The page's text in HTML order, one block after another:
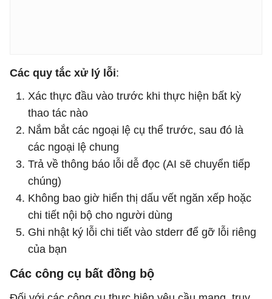
Các quy tắc xử lý lỗi:
Xác thực đầu vào trước khi thực hiện bất kỳ
thao tác nào
Nắm bắt các ngoại lệ cụ thể trước, sau đó là
các ngoại lệ chung
Trả về thông báo lỗi dễ đọc (AI sẽ chuyển tiếp
chúng)
Không bao giờ hiển thị dấu vết ngăn xếp hoặc
chi tiết nội bộ cho người dùng
Ghi nhật ký lỗi chi tiết vào stderr để gỡ lỗi riêng
của bạn
Các công cụ bất đồng bộ